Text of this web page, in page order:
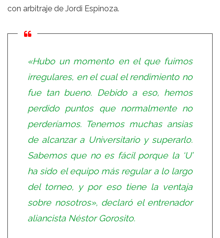
con arbitraje de Jordi Espinoza.
«Hubo un momento en el que fuimos
irregulares, en el cual el rendimiento no
fue tan bueno. Debido a eso, hemos
perdido puntos que normalmente no
perderíamos. Tenemos muchas ansias
de alcanzar a Universitario y superarlo.
Sabemos que no es fácil porque la ‘U’
ha sido el equipo más regular a lo largo
del torneo, y por eso tiene la ventaja
sobre nosotros», declaró el entrenador
aliancista Néstor Gorosito.